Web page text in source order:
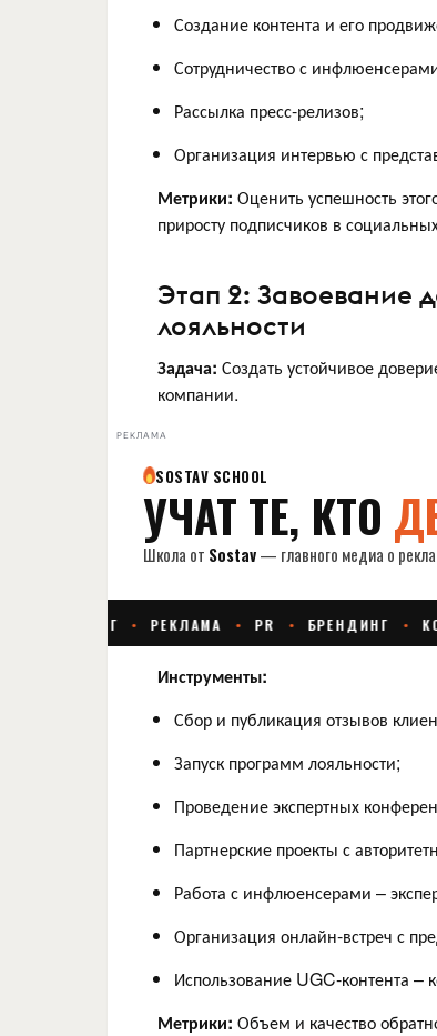
Создание контента и его
Сотрудничество с
Рассылка пресс-релизов;
Организация интервью с
Метрики: Оценить успешность
приросту подписчиков в
Этап 2: Завоевание
лояльности
Задача: Создать устойчивое
компании.
РЕКЛАМА
Инструменты:
Сбор и публикация отзывов
Запуск программ лояльности;
Проведение экспертных
Партнерские проекты с
Работа с инфлюенсерами –
Организация онлайн-встреч с
Использование UGC-контента –
Метрики: Объем и качество